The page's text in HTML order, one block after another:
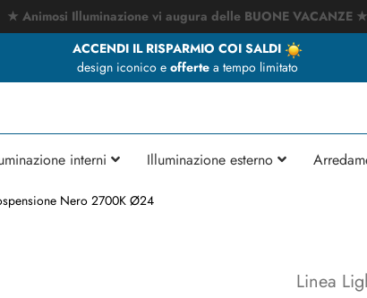
★ Animosi Illuminazione vi augura delle BUONE VACANZE ★
ACCENDI IL RISPARMIO COI SALDI
design iconico e offertea tempo limitato
interni Illuminazione esterno
Nero 2700K Ø24
Linea